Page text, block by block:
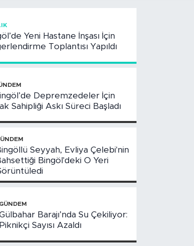
Yeni Hastane İnşası İçin
Toplantısı Yapıldı
Depremzedeler İçin
Sahipliği Askı Süreci Başladı
Seyyah, Evliya Çelebi'nin
Bingöl'deki O Yeri
GÜNDEM
Barajı’nda Su Çekiliyor:
Piknikçi Sayısı Azaldı